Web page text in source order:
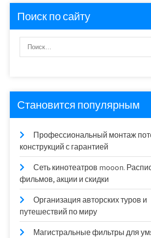
Поиск по сайту
Становится популярным
Профессиональный монтаж
конструкций с гарантией
Сеть кинотеатров mooon.
фильмов, акции и скидки
Организация авторских туров и
путешествий по миру
Магистральные фильтры для